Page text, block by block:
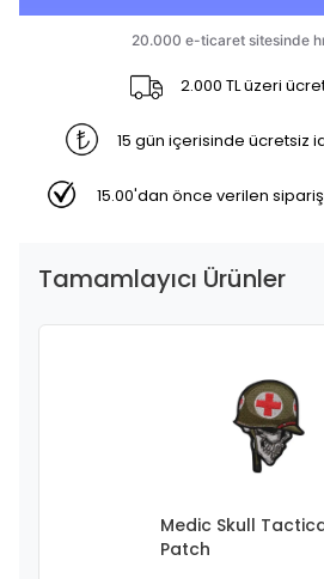
2.000 TL üzeri
15 gün içerisinde ücretsiz
15.00'dan önce verilen
Tamamlayıcı Ürünler
Medic Skull
Patch